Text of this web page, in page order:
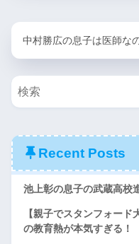
中村勝広の息子は医師な
Recent Posts
池上彰の息子の武蔵高校
【親子でスタンフォー
の教育熱が本気すぎる！